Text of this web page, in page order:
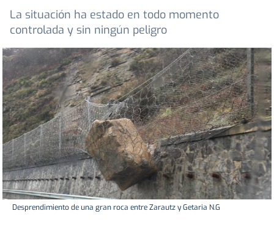
La situación ha estado en todo momento
controlada y sin ningún peligro
Desprendimiento de una gran roca entre Zarautz y Getaria N.G